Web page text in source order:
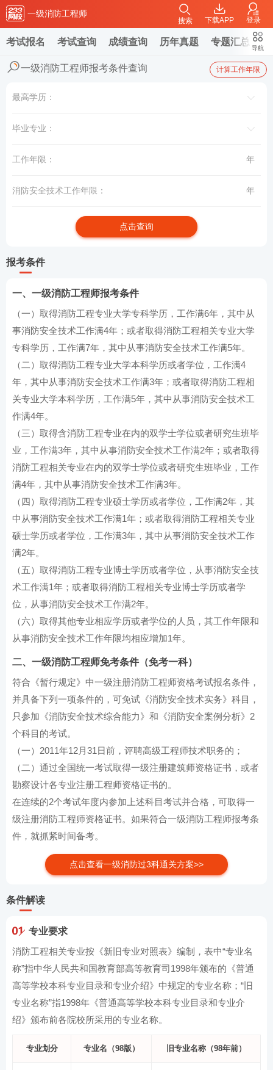
一级消防工程师
下载APP 登录
搜索
考试报名 考试查询 成绩查询 历年真题 专题汇总
导航
一级消防工程师报考条件查询 计算工作年限
最高学历：
毕业专业：
工作年限： 年
消防安全技术工作年限： 年
点击查询
报考条件
一、一级消防工程师报考条件
（一）取得消防工程专业大学专科学历，工作满6年，其中从
事消防安全技术工作满4年；或者取得消防工程相关专业大学
专科学历，工作满7年，其中从事消防安全技术工作满5年。
（二）取得消防工程专业大学本科学历或者学位，工作满4
年，其中从事消防安全技术工作满3年；或者取得消防工程相
关专业大学本科学历，工作满5年，其中从事消防安全技术工
作满4年。
（三）取得含消防工程专业在内的双学士学位或者研究生班毕
业，工作满3年，其中从事消防安全技术工作满2年；或者取得
消防工程相关专业在内的双学士学位或者研究生班毕业，工作
满4年，其中从事消防安全技术工作满3年。
（四）取得消防工程专业硕士学历或者学位，工作满2年，其
中从事消防安全技术工作满1年；或者取得消防工程相关专业
硕士学历或者学位，工作满3年，其中从事消防安全技术工作
满2年。
（五）取得消防工程专业博士学历或者学位，从事消防安全技
术工作满1年；或者取得消防工程相关专业博士学历或者学
位，从事消防安全技术工作满2年。
（六）取得其他专业相应学历或者学位的人员，其工作年限和
从事消防安全技术工作年限均相应增加1年。
二、一级消防工程师免考条件（免考一科）
符合《暂行规定》中一级注册消防工程师资格考试报名条件，
并具备下列一项条件的，可免试《消防安全技术实务》科目，
只参加《消防安全技术综合能力》和《消防安全案例分析》2
个科目的考试。
（一）2011年12月31日前，评聘高级工程师技术职务的；
（二）通过全国统一考试取得一级注册建筑师资格证书，或者
勘察设计各专业注册工程师资格证书的。
在连续的2个考试年度内参加上述科目考试并合格，可取得一
级注册消防工程师资格证书。如果符合一级消防工程师报考条
件，就抓紧时间备考。
点击查看一级消防过3科通关方案>>
条件解读
专业要求
消防工程相关专业按《新旧专业对照表》编制，表中“专业名
称”指中华人民共和国教育部高等教育司1998年颁布的《普通
高等学校本科专业目录和专业介绍》中规定的专业名称；“旧
专业名称”指1998年《普通高等学校本科专业目录和专业介
绍》颁布前各院校所采用的专业名称。
专业划分 专业名（98版） 旧专业名称（98年前）